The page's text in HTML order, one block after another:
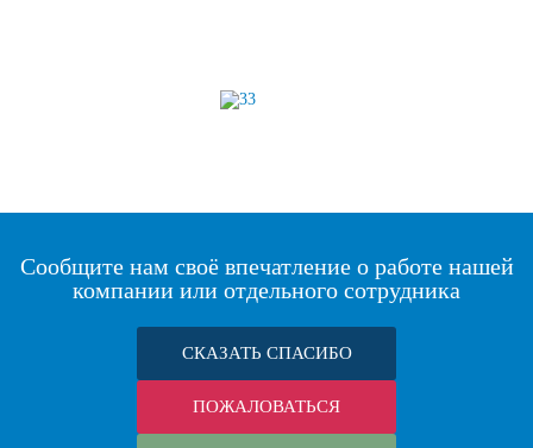
Сообщите нам своё впечатление о работе нашей
компании или отдельного сотрудника
СКАЗАТЬ СПАСИБО
ПОЖАЛОВАТЬСЯ